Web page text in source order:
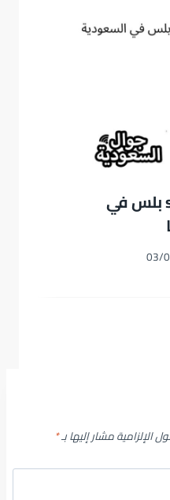
سعر سامسونج s10 بلس في
03/
الإلزامية مشار إليها بـ*